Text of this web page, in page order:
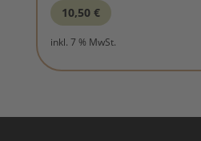
10,50 €
inkl. 7 % MwSt.